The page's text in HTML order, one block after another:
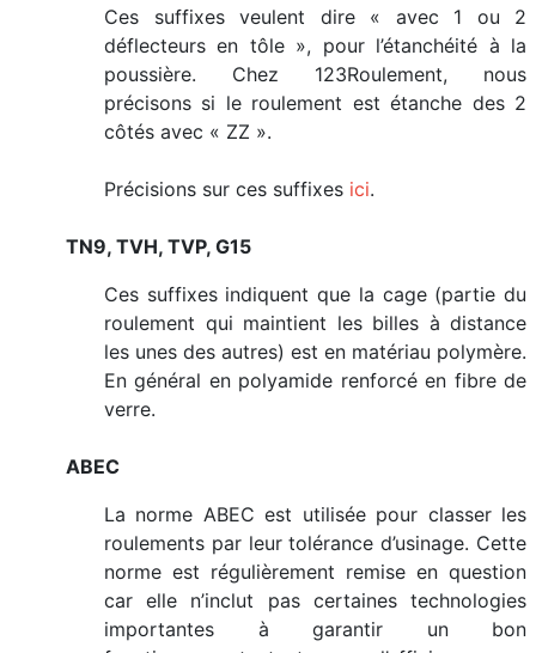
Ces suffixes veulent dire « avec 1 ou 2
déflecteurs en tôle », pour l’étanchéité à la
poussière. Chez 123Roulement, nous
précisons si le roulement est étanche des 2
côtés avec « ZZ ».
Précisions sur ces suffixes ici.
TN9, TVH, TVP, G15
Ces suffixes indiquent que la cage (partie du
roulement qui maintient les billes à distance
les unes des autres) est en matériau polymère.
En général en polyamide renforcé en fibre de
verre.
ABEC
La norme ABEC est utilisée pour classer les
roulements par leur tolérance d’usinage. Cette
norme est régulièrement remise en question
car elle n’inclut pas certaines technologies
importantes à garantir un bon